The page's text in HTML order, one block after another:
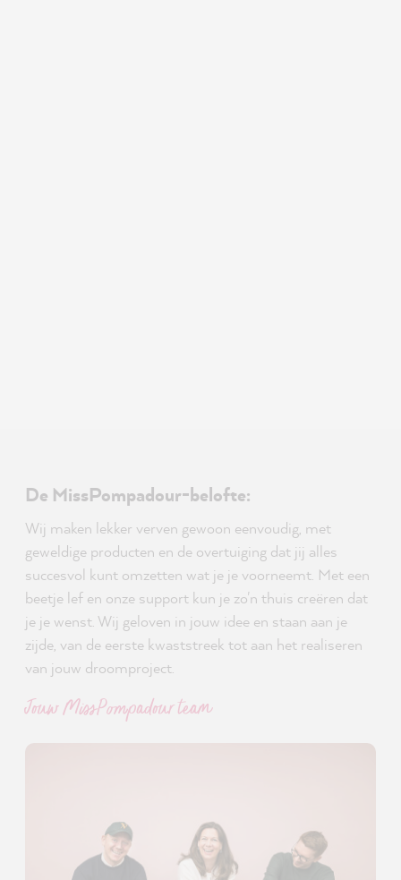
De MissPompadour-belofte:
Wij maken lekker verven gewoon eenvoudig, met
geweldige producten en de overtuiging dat jij alles
succesvol kunt omzetten wat je je voorneemt. Met een
beetje lef en onze support kun je zo'n thuis creëren dat
je je wenst. Wij geloven in jouw idee en staan aan je
zijde, van de eerste kwaststreek tot aan het realiseren
van jouw droomproject.
Jouw MissPompadour team